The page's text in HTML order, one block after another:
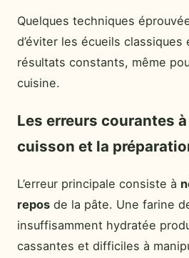
Quelques techniques
d’éviter les écueils classiques
résultats constants, même
cuisine.
Les erreurs courantes
cuisson et la
L’erreur principale consiste à
repos de la pâte. Une farine
insuffisamment hydratée
cassantes et difficiles à